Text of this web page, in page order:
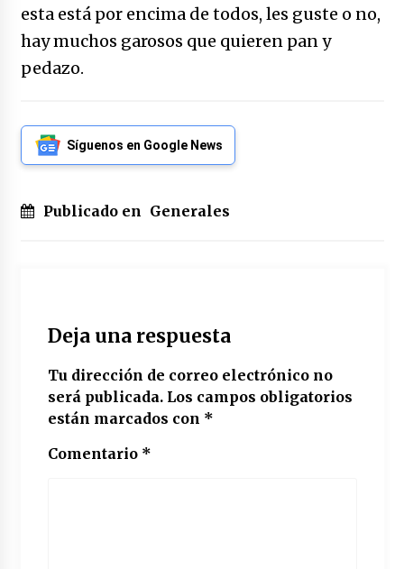
esta está por encima de todos, les guste o no,
hay muchos garosos que quieren pan y
pedazo.
Síguenos en Google News
Publicado en Generales
Deja una respuesta
Tu dirección de correo electrónico no
será publicada. Los campos obligatorios
están marcados con *
Comentario *